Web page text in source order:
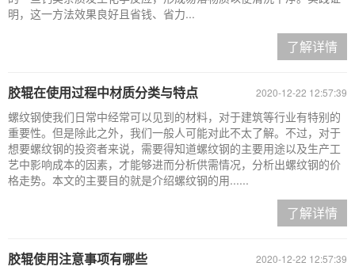
明，这一方法效果良好且省钱、省力...
了解详情
2020-12-22 12:57:39
胶辊在使用过程中材质分类与特点
螺纹钢使我们日常中经常可以见到的材料，对于建筑等行业有特别的
重要性。但是除此之外，我们一般人可能对此不太了解。不过，对于
想要螺纹钢的投资者来说，需要得知道螺纹钢的主要用途以及生产工
艺中影响成本的因素，才能够进而分析供需情况，分析出螺纹钢的价
格走势。本文的主要目的就是介绍螺纹钢的用......
了解详情
2020-12-22 12:57:39
胶辊使用注意事项有哪些